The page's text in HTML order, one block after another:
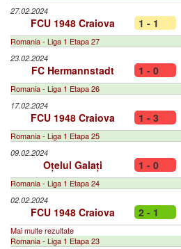
27.02.2024
FCU 1948 Craiova 1 - 1
Romania - Liga 1 Etapa 27
23.02.2024
FC Hermannstadt 1 - 0
Romania - Liga 1 Etapa 26
17.02.2024
FCU 1948 Craiova 1 - 3
Romania - Liga 1 Etapa 25
09.02.2024
Oțelul Galați 1 - 0
Romania - Liga 1 Etapa 24
02.02.2024
FCU 1948 Craiova 2 - 1
Mai multe rezultate
Romania - Liga 1 Etapa 23